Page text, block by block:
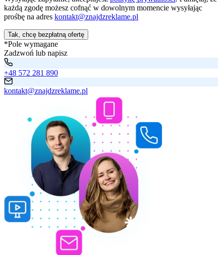
każdą zgodę możesz cofnąć w dowolnym momencie wysyłając
prośbę na adres kontakt@znajdzreklame.pl
Tak, chcę bezpłatną ofertę
*Pole wymagane
Zadzwoń lub napisz
+48 572 281 890
kontakt@znajdzreklame.pl